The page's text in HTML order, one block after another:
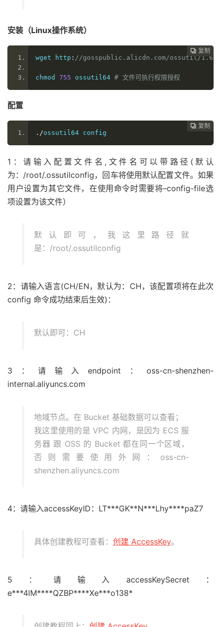
安装（Linux操作系统）
 复制
 复制
 复制
 复制
 复制
 复制
 复制
 复制
 复制
 复制
wget http : //gosspublic.alicdn.com/ossutil/
chmod 755 ossutil64 # 文件可执行权限授权
配置
 复制
 复制
 复制
 复制
 复制
 复制
 复制
 复制
 复制
./ossutil64 config
1：请输入配置文件名,文件名可以带路径(默认
为：/root/.ossutilconfig，回车将使用默认配置文件。如果
用户设置为其它文件，在使用命令时需要将–config-file选
项设置为该文件）
默认即可，我这里路径就
是：/root/.ossutilconfig
2：请输入语言(CH/EN，默认为：CH，该配置项将在此次
config 命令成功结束后生效)：
默认即可：CH
3：请输入endpoint：oss-cn-shenzhen-
internal.aliyuncs.com
地域节点。在 Bucket 基础数据可以查看；
我这里使用的是 VPC 内网，是因为 ECS 服
务器 跟 OSS 的 Bucket 都在同一个区域，
否则需要使用外网：oss-cn-
shenzhen.aliyuncs.com
4：请输入accessKeyID：LT***GK**N***Lhy****paZ7
具体创建教程可查看： 创建 AccessKey。
5：请输入accessKeySecret：
e***4lM****QZBP****Xe***o138*